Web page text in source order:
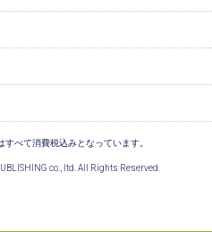
べて消費税込みとなっています。
co., ltd. All Rights Reserved.